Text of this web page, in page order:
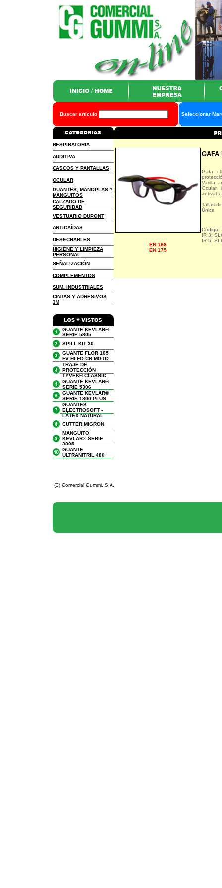
Buscar articulo Seleccionar
RESPIRATORIA
AUDITIVA
CASCOS Y PANTALLAS
OCULAR
GUANTES, MANOPLAS Y
MANGUITOS
CALZADO DE
SEGURIDAD
VESTUARIO DUPONT
ANTICAÍDAS
DESECHABLES
HIGIENE Y LIMPIEZA
PERSONAL
SEÑALIZACIÓN
COMPLEMENTOS
SUM. INDUSTRIALES
CINTAS Y ADHESIVOS
3M
GUANTE KEVLAR®
SERIE 5805
SPILL KIT 30
GUANTE FLOR 105
FV HI FO CR MGTO
TRAJE DE
PROTECCIÓN
TYVEK® CLASSIC
GUANTE KEVLAR®
SERIE 5306
GUANTE KEVLAR®
SERIE 1800 PLUS
GUANTES
ELECTROSOFT -
LÁTEX NATURAL
CUTTER MIGRON
MANGUITO
KEVLAR® SERIE
3805
GUANTE
ULTRANITRIL 480
EN 166
EN 175
GAFA
Gafa
Varilla
Ocular
Tallas
Única
Código:
IR 3:
IR 5:
(C) Comercial Gummi, S.A.